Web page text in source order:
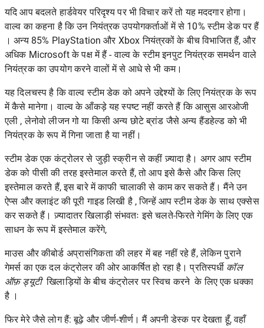
यदि आप बदलते हार्डवेयर परिदृश्य पर भी विचार करें तो यह मददगार होगा।
वाल्व का कहना है कि उन नियंत्रक उपयोगकर्ताओं में से 10%स्टीम डेक पर हैं
। अन्य 85% PlayStation और Xbox नियंत्रकों के बीच विभाजित हैं, और
अधिक Microsoft के पक्ष में हैं - वाल्व के स्टीम इनपुट नियंत्रक समर्थन वाले
नियंत्रक का उपयोग करने वालों में से आधे से भी कम।
यह दिलचस्प है कि वाल्व स्टीम डेक को अपने उद्देश्यों के लिए नियंत्रक के रूप
में कैसे मानेगा। वाल्व के आँकड़े यह स्पष्ट नहीं करते हैं किआसुस आरओजी
एली ,लेनोवो लीजन गो या किसी अन्य छोटे ब्रांड जैसे अन्य हैंडहेल्ड को भी
नियंत्रक के रूप में गिना जाता है या नहीं।
स्टीम डेक एक कंट्रोलर से जुड़ी स्क्रीन से कहीं ज़्यादा है। अगर आप स्टीम
डेक को पीसी की तरह इस्तेमाल करते हैं, तो आप इसे कैसे और किस लिए
इस्तेमाल करते हैं, इस बारे में काफी चालाकी से काम कर सकते हैं। मैंने उन
ऐप्स और क्लाइंट कीपूरी गाइड लिखी है , जिन्हें आप स्टीम डेक के साथ एक्सेस
कर सकते हैं। ज़्यादातर खिलाड़ी संभवतः इसे चलते-फिरते गेमिंग के लिए एक
साधन के रूप में इस्तेमाल करेंगे,
माउस और कीबोर्ड अप्रासंगिकता की लहर में बह नहीं रहे हैं, लेकिन पुराने
गेमर्स का एक दल कंट्रोलर की ओर आकर्षित हो रहा है। प्रतिस्पर्धी कॉल
ऑफ़ ड्यूटी खिलाड़ियों के बीचकंट्रोलर पर स्विच करने के लिए एक धक्का
है ।
फिर मेरे जैसे लोग हैं: बूढ़े और जीर्ण-शीर्ण। मैं अपनी डेस्क पर देखता हूँ, वहाँ